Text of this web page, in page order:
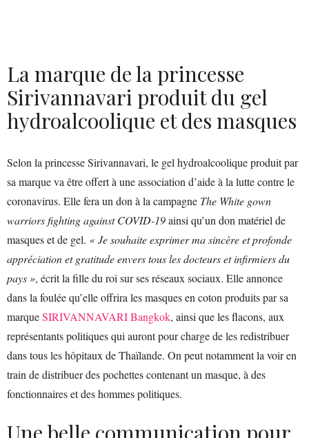
La marque de la princesse
Sirivannavari produit du gel
hydroalcoolique et des masques
Selon la princesse Sirivannavari, le gel hydroalcoolique produit par
sa marque va être offert à une association d’aide à la lutte contre le
coronavirus. Elle fera un don à la campagne The White gown
warriors fighting against COVID-19ainsi qu’un don matériel de
masques et de gel. « Je souhaite exprimer ma sincère et profonde
appréciation et gratitude envers tous les docteurs et infirmiers du
pays », écrit la fille du roi sur ses réseaux sociaux. Elle annonce
dans la foulée qu’elle offrira les masques en coton produits par sa
marqueSIRIVANNAVARI Bangkok, ainsi que les flacons, aux
représentants politiques qui auront pour charge de les redistribuer
dans tous les hôpitaux de Thaïlande. On peut notamment la voir en
train de distribuer des pochettes contenant un masque, à des
fonctionnaires et des hommes politiques.
Une belle communication pour